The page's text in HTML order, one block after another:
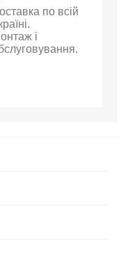
по всій
і